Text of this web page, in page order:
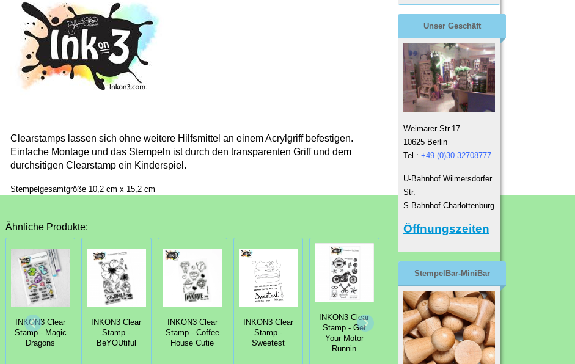
Clearstamps lassen sich ohne weitere Hilfsmittel an einem Acrylgriff befestigen.
Einfache Montage und das Stempeln ist durch den transparenten Griff und dem
durchsitigen Clearstamp ein Kinderspiel.
Stempelgesamtgröße 10,2 cm x 15,2 cm
Ähnliche Produkte:
INKON3 Clear
Stamp - Magic
Dragons
INKON3 Clear
Stamp -
BeYOUtiful
INKON3 Clear
Stamp - Coffee
House Cutie
INKON3 Clear
Stamp -
Sweetest
INKON3 Clear
Stamp - Get
Your Motor
Runnin
INKON3 Clear
Stamp - Platy-
rific Pondies
INKON3 Clear
Stamp - Fox &
Bunny Hugs
Unser Geschäft
Weimarer Str.17
10625 Berlin
Tel.: +49 (0)30 32708777
U-Bahnhof Wilmersdorfer
Str.
S-Bahnhof Charlottenburg
Öffnungszeiten
StempelBar-MiniBar